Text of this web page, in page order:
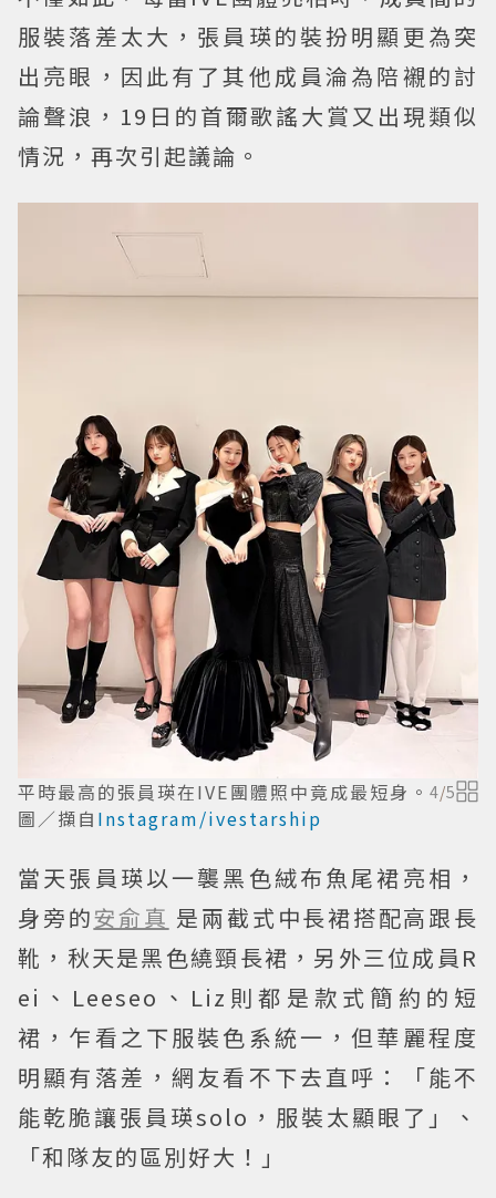
服裝落差太大，張員瑛的裝扮明顯更為突
出亮眼，因此有了其他成員淪為陪襯的討
論聲浪，19日的首爾歌謠大賞又出現類似
情況，再次引起議論。
平時最高的張員瑛在IVE團體照中竟成最短身。
圖／擷自 Instagram/ivestarship
4/5
當天張員瑛以一襲黑色絨布魚尾裙亮相，
身旁的安俞真 是兩截式中長裙搭配高跟長
靴，秋天是黑色繞頸長裙，另外三位成員R
ei、Leeseo、Liz則都是款式簡約的短
裙，乍看之下服裝色系統一，但華麗程度
明顯有落差，網友看不下去直呼：「能不
能乾脆讓張員瑛solo，服裝太顯眼了」、
「和隊友的區別好大！」